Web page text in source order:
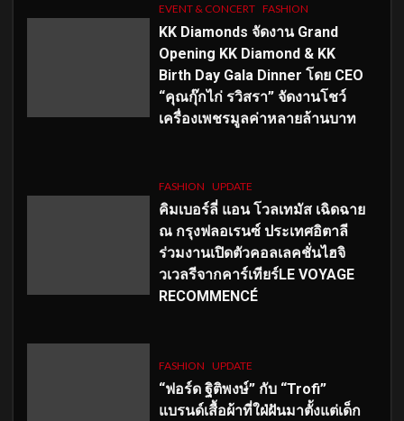
EVENT & CONCERT FASHION
KK Diamonds จัดงาน Grand
Opening KK Diamond & KK
Birth Day Gala Dinner โดย CEO
“คุณกุ๊กไก่ รวิสรา” จัดงานโชว์
เครื่องเพชรมูลค่าหลายล้านบาท
FASHION UPDATE
คิมเบอร์ลี่ แอน โวลเทมัส เฉิดฉาย
ณ กรุงฟลอเรนซ์ ประเทศอิตาลี
ร่วมงานเปิดตัวคอลเลคชั่นไฮจิ
วเวลรีจากคาร์เทียร์LE VOYAGE
RECOMMENCÉ
FASHION UPDATE
“ฟอร์ด ฐิติพงษ์” กับ “Trofi”
แบรนด์เสื้อผ้าที่ใฝ่ฝันมาตั้งแต่เด็ก